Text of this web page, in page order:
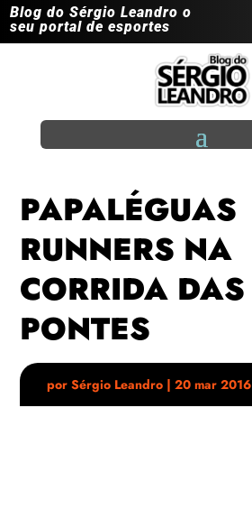
Blog do Sérgio Leandro o
seu portal de esportes
PAPALÉGUAS
RUNNERS NA
CORRIDA DAS
PONTES
porSérgio Leandro |20 mar 2016